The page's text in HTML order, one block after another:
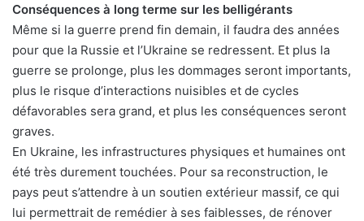
Conséquences à long terme sur les belligérants
Même si la guerre prend fin demain, il faudra des années
pour que la Russie et l’Ukraine se redressent. Et plus la
guerre se prolonge, plus les dommages seront importants,
plus le risque d’interactions nuisibles et de cycles
défavorables sera grand, et plus les conséquences seront
graves.
En Ukraine, les infrastructures physiques et humaines ont
été très durement touchées. Pour sa reconstruction, le
pays peut s’attendre à un soutien extérieur massif, ce qui
lui permettrait de remédier à ses faiblesses, de rénover